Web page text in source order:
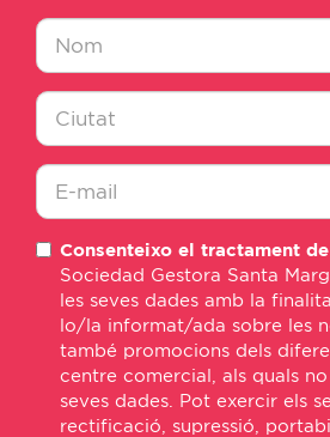
Nombre
Ciudad
mail
Consenteixo el tractament
Sociedad Gestora Santa
les seves dades amb la
lo/la informat/ada sobre les
també promocions dels
centre comercial, als quals
seves dades. Pot exercir els
rectificació, supressió,